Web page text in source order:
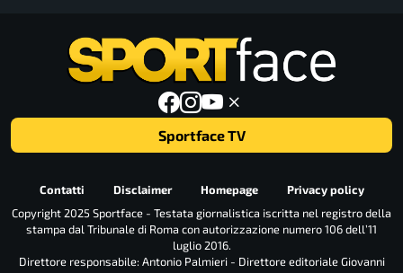
Sportface TV
Contatti Disclaimer Homepage
Privacy policy
Copyright 2025 Sportface - Testata giornalistica iscritta nel registro della
stampa dal Tribunale di Roma con autorizzazione numero 106 dell’11
luglio 2016.
Direttore responsabile: Antonio Palmieri - Direttore editoriale Giovanni